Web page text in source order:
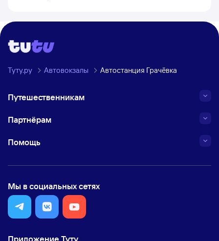
Туту.ру Автовокзалы Автостанция Грачёвка
Путешественникам
Партнёрам
Помощь
Мы в социальных сетях
Приложение Туту